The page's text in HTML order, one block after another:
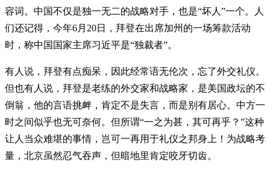
容词。中国不仅是独一无二的战略对手，也是“坏人”一个。人
们还记得，今年6月20日，拜登在出席加州的一场筹款活动
时，称中国国家主席习近平是“独裁者”。
有人说，拜登有点痴呆，因此经常语无伦次，忘了外交礼仪。
但也有人说，拜登是老练的外交家和战略家，是美国政坛的不
倒翁，他的言语挑衅，肯定不是失言，而是别有居心。中方一
时之间似乎也无可奈何。但所谓“一之为甚，其可再乎？”这种
让人当众难堪的事情，岂可一再用于礼仪之邦身上！为战略考
量，北京虽然忍气吞声，但暗地里肯定咬牙切齿。